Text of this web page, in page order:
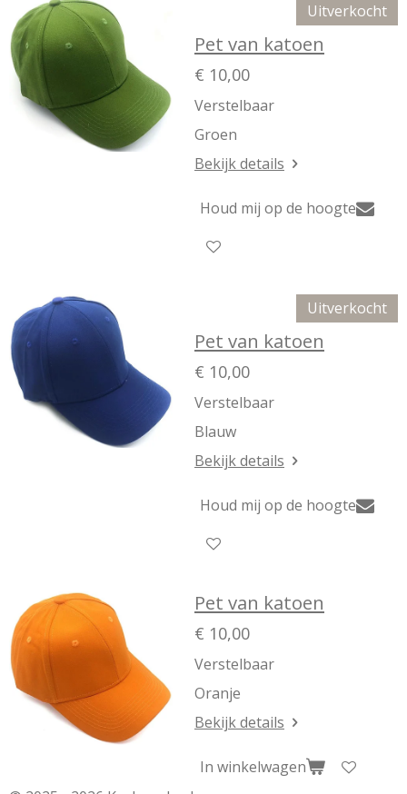
Uitverkocht
Pet van katoen
€ 10,00
Verstelbaar
Groen
Bekijk details
Houd mij op de hoogte
Uitverkocht
Pet van katoen
€ 10,00
Verstelbaar
Blauw
Bekijk details
Houd mij op de hoogte
Pet van katoen
€ 10,00
Verstelbaar
Oranje
Bekijk details
In winkelwagen